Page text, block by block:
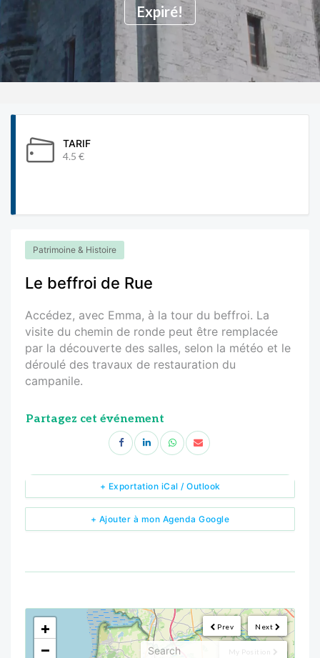
Expiré!
TARIF
4.5 €
Patrimoine & Histoire
Le beffroi de Rue
Accédez, avec Emma, à la tour du beffroi. La
visite du chemin de ronde peut être remplacée
par la découverte des salles, selon la météo et le
déroulé des travaux de restauration du
campanile.
Partagez cet événement
+ Ajouter à mon Agenda Google
+ Exportation iCal / Outlook
Next
Prev
My Position
<!---->
+
−